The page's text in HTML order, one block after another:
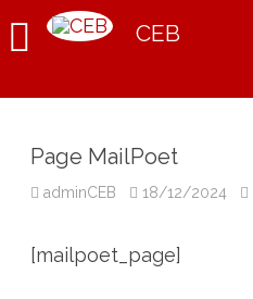
CEB
Page MailPoet
adminCEB 18/12/2024
[mailpoet_page]